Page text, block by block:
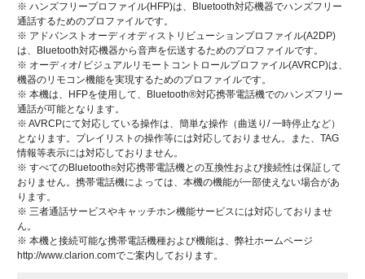
※ ハンズフリープロファイル(HFP)は、Bluetooth対応機器でハンズフリー
通話するためのプロファイルです。
※ アドバンストオーディオディストリビューションプロファイル(A2DP)
は、Bluetooth対応機器から音声を伝送するためのプロファイルです。
※ オーディオ/ ビジュアルリモートコントロールプロファイル(AVRCP)は、
機器のリモコン機能を実現するためのプロファイルです。
※ 本機は、HFPを使用して、Bluetooth®対応携帯電話機でのハンズフリー
通話が可能となります。
※ AVRCPにて対応している操作は、簡単な操作（曲送り/ 一時停止など）
となります。プレイリストの操作等には対応しておりません。また、TAG
情報等表示には対応しておりません。
※ すべてのBluetooth®対応携帯電話機との互換性および接続性は保証して
おりません。携帯電話機によっては、本機の機能が一部使えない場合があ
ります。
※ 三者通話サービスやキャッチホン機能サービスには対応しておりませ
ん。
※ 本機と接続可能な携帯電話機種および機能は、弊社ホームページ
http://www.clarion.comでご案内しております。